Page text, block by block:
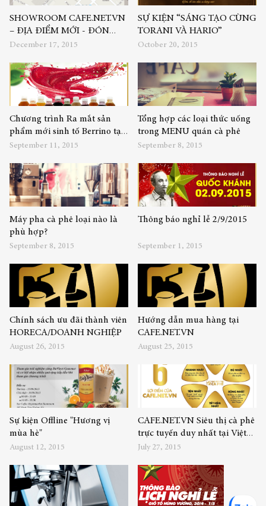
SHOWROOM CAFE.NET.VN
– ĐỊA ĐIỂM MỚI - ĐÓN
XUÂN TỚI!
December 17, 2015
SỰ KIỆN “SÁNG TẠO CÙNG
TORANI VÀ HARIO”
October 20, 2015
Chương trình Ra mắt sản
phẩm mới sinh tố Berrino tại
Siêu thị cà phê CAFE.NET.VN
September 11, 2015
Tổng hợp các loại thức uống
trong MENU quán cà phê
September 8, 2015
Máy pha cà phê loại nào là
phù hợp?
September 8, 2015
Thông báo nghỉ lễ 2/9/2015
September 1, 2015
Chính sách ưu đãi thành viên
HORECA/DOANH NGHIỆP
August 26, 2015
Hướng dẫn mua hàng tại
CAFE.NET.VN
August 25, 2015
Sự kiện Offline "Hương vị
mùa hè"
August 12, 2015
CAFE.NET.VN Siêu thị cà phê
trực tuyến duy nhất tại Việt
Nam
July 27, 2015